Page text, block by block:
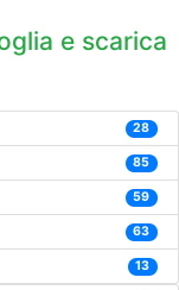
e scarica
28
85
59
63
13